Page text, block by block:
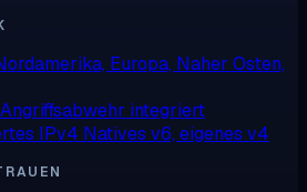
Europa, Naher Osten,
Angriffsabwehr integriert
IPv4 Natives v6, eigenes v4